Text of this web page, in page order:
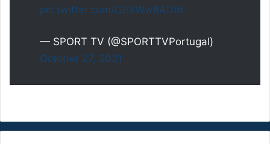
pic.twitter.com/GEXWw8ADth
— SPORT TV (@SPORTTVPortugal)
October 27, 2021